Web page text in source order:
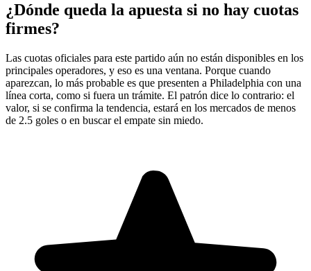
¿Dónde queda la apuesta si no hay cuotas
firmes?
Las cuotas oficiales para este partido aún no están disponibles en los
principales operadores, y eso es una ventana. Porque cuando
aparezcan, lo más probable es que presenten a Philadelphia con una
línea corta, como si fuera un trámite. El patrón dice lo contrario: el
valor, si se confirma la tendencia, estará en los mercados de menos
de 2.5 goles o en buscar el empate sin miedo.